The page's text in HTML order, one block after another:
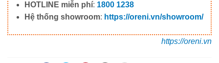
HOTLINE miễn phí: 1800 1238
Hệ thống showroom: https://oreni.vn/showroom/
https://oreni.vn